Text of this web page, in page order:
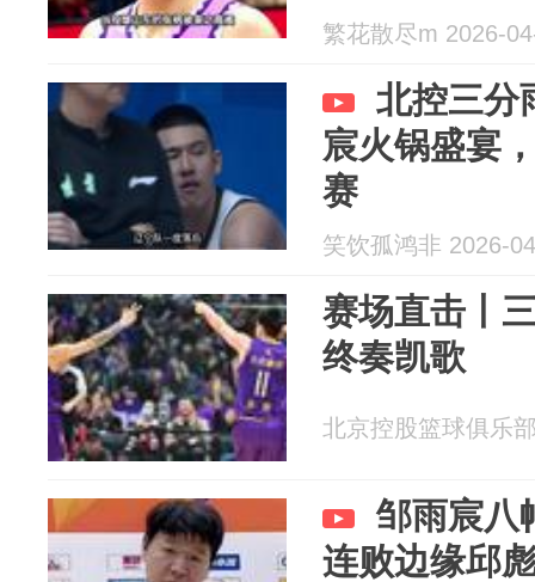
繁花散尽m 2026-
北控三分
宸火锅盛宴
赛
笑饮孤鸿非 2026-
赛场直击丨
终奏凯歌
北京控股篮球俱乐
邹雨宸八
连败边缘邱